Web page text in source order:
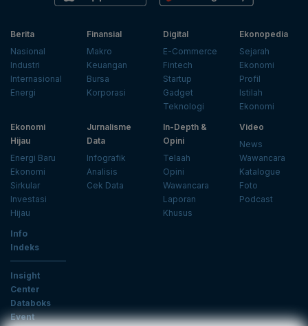
Berita
Nasional
Industri
Internasional
Energi
Finansial
Makro
Keuangan
Bursa
Korporasi
Digital
E-Commerce
Fintech
Startup
Gadget
Teknologi
Ekonopedia
Sejarah
Ekonomi
Profil
Istilah
Ekonomi
Ekonomi
Hijau
Energi Baru
Ekonomi
Sirkular
Investasi
Hijau
Jurnalisme
Data
Infografik
Analisis
Cek Data
In-Depth &
Opini
Telaah
Opini
Wawancara
Laporan
Khusus
Video
News
Wawancara
Katalogue
Foto
Podcast
Info
Indeks
Insight
Center
Databoks
Event